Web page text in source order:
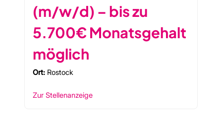
(m/w/d) – bis zu
5.700€ Monatsgehalt
möglich
Ort: Rostock
Zur Stellenanzeige